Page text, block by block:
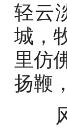
轻云
城，
里仿
扬鞭
风